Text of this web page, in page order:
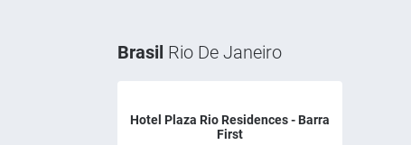
Brasil Rio De Janeiro
Hotel Plaza Rio Residences - Barra
First